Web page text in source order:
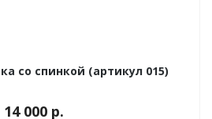
со спинкой (артикул 015)
14 000 р.